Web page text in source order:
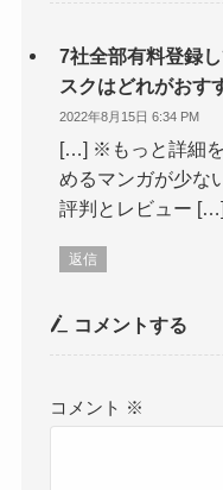
7社全部有料登録
スクはどれがおす
2022年8月15日 6:34 PM
[…] ※もっと詳細
めるマンガが少な
評判とレビュー
返信
コメントする
コメント ※